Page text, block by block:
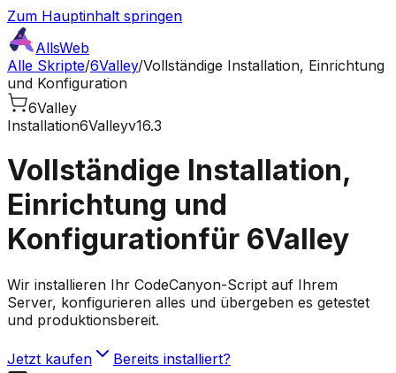
Zum Hauptinhalt springen
AllsWeb
Alle Skripte/6Valley/Vollständige Installation, Einrichtung
und Konfiguration
6Valley
Installation6Valleyv16.3
Vollständige Installation,
Einrichtung und
Konfigurationfür 6Valley
Wir installieren Ihr CodeCanyon-Script auf Ihrem
Server, konfigurieren alles und übergeben es getestet
und produktionsbereit.
Jetzt kaufen Bereits installiert?